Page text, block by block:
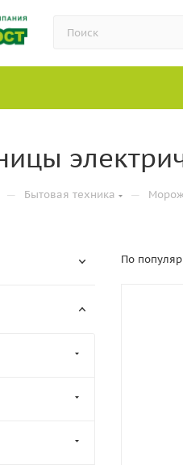
— Бытовая техника —
По